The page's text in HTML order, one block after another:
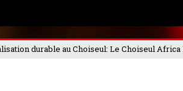
Forum 2025, qui s'est déroulé les 4 et